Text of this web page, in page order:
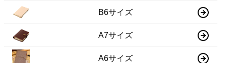
B6サイズ
A7サイズ
A6サイズ